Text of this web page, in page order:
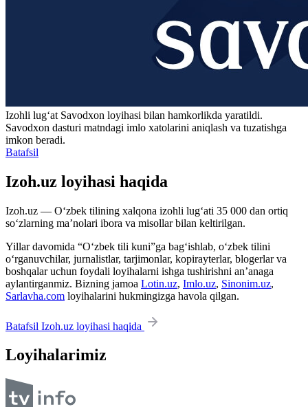
Izohli lugʻat Savodxon loyihasi bilan hamkorlikda yaratildi.
Savodxon dasturi matndagi imlo xatolarini aniqlash va tuzatishga
imkon beradi.
Batafsil
Izoh.uz loyihasi haqida
Izoh.uz — O‘zbek tilining xalqona izohli lug‘ati 35 000 dan ortiq
so‘zlarning ma’nolari ibora va misollar bilan keltirilgan.
Yillar davomida “O‘zbek tili kuni”ga bag‘ishlab, o‘zbek tilini
o‘rganuvchilar, jurnalistlar, tarjimonlar, kopirayterlar, blogerlar va
boshqalar uchun foydali loyihalarni ishga tushirishni an’anaga
aylantirganmiz. Bizning jamoa Lotin.uz, Imlo.uz, Sinonim.uz,
Sarlavha.com loyihalarini hukmingizga havola qilgan.
Batafsil Izoh.uz loyihasi haqida
Loyihalarimiz